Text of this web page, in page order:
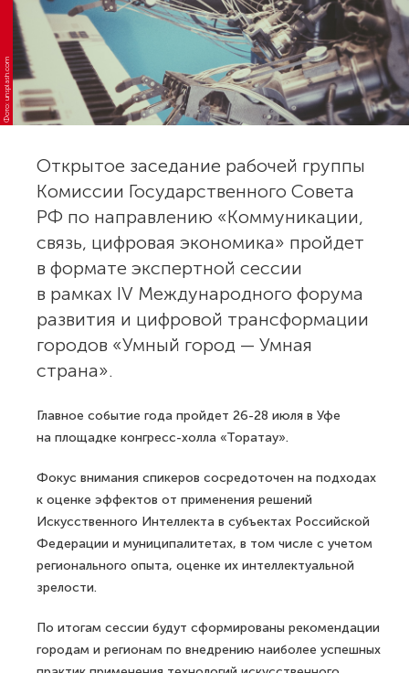
Фото: unsplash.com
Открытое заседание рабочей группы
Комиссии Государственного Совета
РФ по направлению «Коммуникации,
связь, цифровая экономика» пройдет
в формате экспертной сессии
в рамках IV Международного форума
развития и цифровой трансформации
городов «Умный город — Умная
страна».
Главное событие года пройдет 26-28 июля в Уфе
на площадке конгресс-холла «Торатау».
Фокус внимания спикеров сосредоточен на подходах
к оценке эффектов от применения решений
Искусственного Интеллекта в субъектах Российской
Федерации и муниципалитетах, в том числе с учетом
регионального опыта, оценке их интеллектуальной
зрелости.
По итогам сессии будут сформированы рекомендации
городам и регионам по внедрению наиболее успешных